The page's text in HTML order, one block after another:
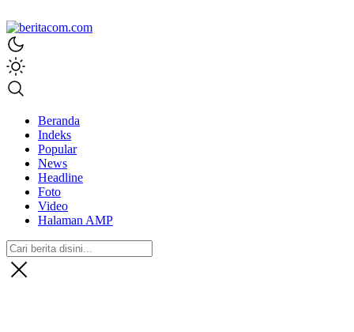
beritacom.com
bestnews
Beranda
Indeks
Popular
News
Headline
Foto
Video
Halaman AMP